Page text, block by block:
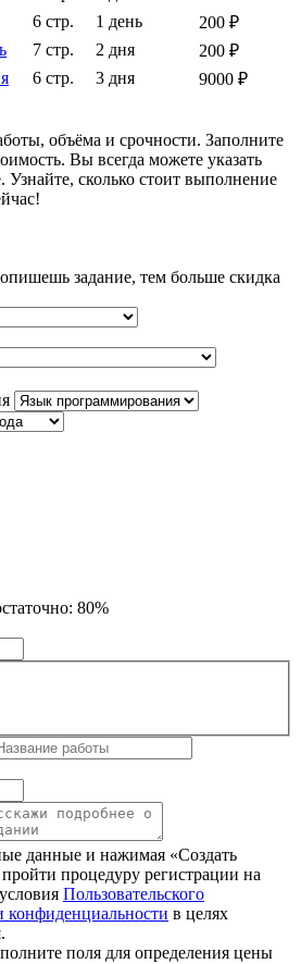
6 стр. 1 день
200 ₽
7 стр. 2 дня
200 ₽
6 стр. 3 дня
9000 ₽
объёма и срочности. Заполните
Вы всегда можете указать
Узнайте, сколько стоит выполнение
задание, тем больше скидка
80%
данные и нажимая «Создать
процедуру регистрации на
Пользовательского
конфиденциальности в целях
поля для определения цены